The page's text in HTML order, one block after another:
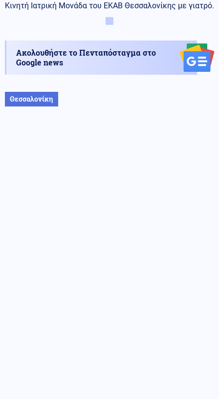
Κινητή Ιατρική Μονάδα του ΕΚΑΒ Θεσσαλονίκης με γιατρό.
Ακολουθήστε το Πενταπόσταγμα στο
Google news
Θεσσαλονίκη